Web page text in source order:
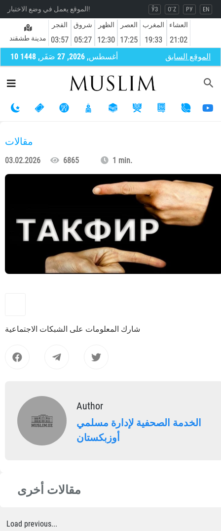
الموقع يعمل في وضع الاختبار! ЎЗ O`Z РУ EN
مدينة طشقند
الفجر
03:57
شروق
05:27
الظهر
12:30
العصر
17:25
المغرب
19:33
العشاء
21:02
10 أغسطس, 2026, 27 صَفَر, 1448 الموقع السابق
مقالات
03.02.2026 6865 1 min.
شارك المعلومات على الشبكات الاجتماعية
Author
الخدمة الصحفية لإدارة مسلمي
أوزبكستان
مقالات أخرى
Load previous...